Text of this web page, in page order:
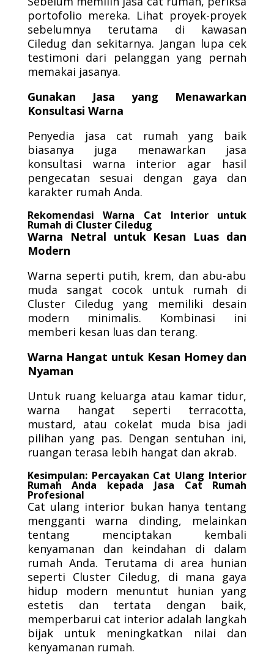
portofolio mereka. Lihat proyek-proyek
sebelumnya terutama di kawasan
Ciledug dan sekitarnya. Jangan lupa cek
testimoni dari pelanggan yang pernah
memakai jasanya.
Gunakan Jasa yang Menawarkan
Konsultasi Warna
Penyedia jasa cat rumah yang baik
biasanya juga menawarkan jasa
konsultasi warna interior agar hasil
pengecatan sesuai dengan gaya dan
karakter rumah Anda.
Rekomendasi Warna Cat Interior untuk
Rumah di Cluster Ciledug
Warna Netral untuk Kesan Luas dan
Modern
Warna seperti putih, krem, dan abu-abu
muda sangat cocok untuk rumah di
Cluster Ciledug yang memiliki desain
modern minimalis. Kombinasi ini
memberi kesan luas dan terang.
Warna Hangat untuk Kesan Homey dan
Nyaman
Untuk ruang keluarga atau kamar tidur,
warna hangat seperti terracotta,
mustard, atau cokelat muda bisa jadi
pilihan yang pas. Dengan sentuhan ini,
ruangan terasa lebih hangat dan akrab.
Kesimpulan: Percayakan Cat Ulang Interior
Rumah Anda kepada Jasa Cat Rumah
Profesional
Cat ulang interior bukan hanya tentang
mengganti warna dinding, melainkan
tentang menciptakan kembali
kenyamanan dan keindahan di dalam
rumah Anda. Terutama di area hunian
seperti Cluster Ciledug, di mana gaya
hidup modern menuntut hunian yang
estetis dan tertata dengan baik,
memperbarui cat interior adalah langkah
bijak untuk meningkatkan nilai dan
kenyamanan rumah.